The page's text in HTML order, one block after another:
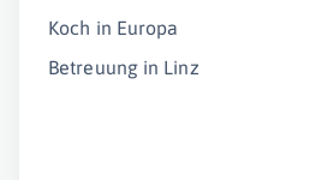
Koch in Europa
Betreuung in Linz